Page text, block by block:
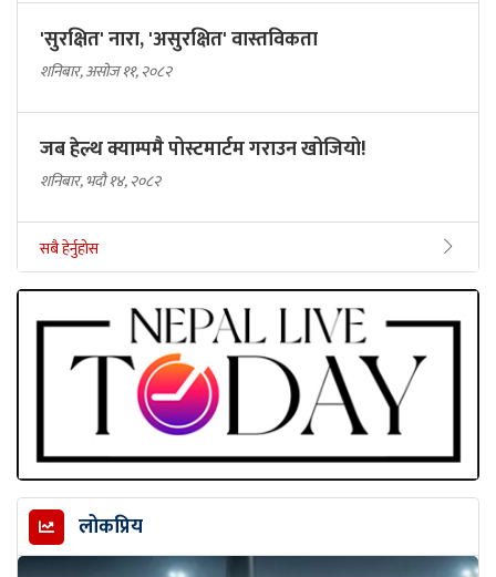
'सुरक्षित' नारा, 'असुरक्षित' वास्तविकता
शनिबार, असोज ११, २०८२
जब हेल्थ क्याम्पमै पोस्टमार्टम गराउन खोजियो!
शनिबार, भदौ १४, २०८२
सबै हेर्नुहोस
लोकप्रिय